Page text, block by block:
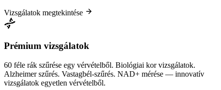
Vizsgálatok megtekintése
Prémium vizsgálatok
60 féle rák szűrése egy vérvételből. Biológiai kor vizsgálatok.
Alzheimer szűrés. Vastagbél-szűrés. NAD+ mérése — innovatív
vizsgálatok egyetlen vérvételből.